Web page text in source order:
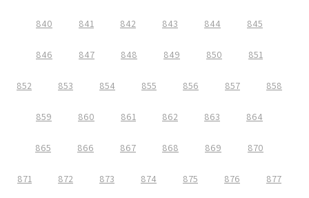
840 841 842 843 844 845
846 847 848 849 850 851
852 853 854 855 856 857 858
859 860 861 862 863 864
865 866 867 868 869 870
871 872 873 874 875 876 877